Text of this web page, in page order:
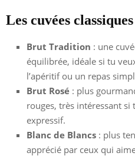
Les cuvées classiques
Brut Tradition : une
équilibrée, idéale si tu
l’apéritif ou un repas
Brut Rosé : plus
rouges, très intéressant
expressif.
Blanc de Blancs : plus
apprécié par ceux qui